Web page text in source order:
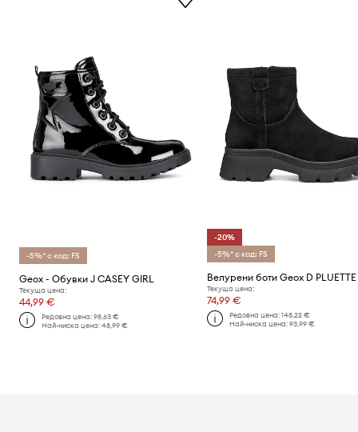
-5%* с код: FS
Geox - Обувки J CASEY GIRL
Текуща цена:
44,99 €
Редовна цена:98,63 €
Най-ниска цена:48,99 €
-20%
-5%* с код: FS
Велурени боти Geox D PLUETTE
Текуща цена:
74,99 €
Редовна цена: 148,22 €
Най-ниска цена: 93,99 €